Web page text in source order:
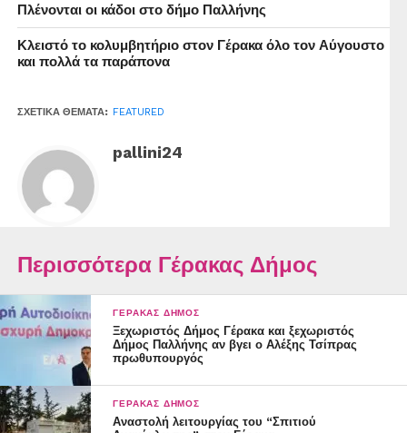
Πλένονται οι κάδοι στο δήμο Παλλήνης
Κλειστό το κολυμβητήριο στον Γέρακα όλο τον Αύγουστο
και πολλά τα παράπονα
ΣΧΕΤΙΚΆ ΘΈΜΑΤΑ: FEATURED
pallini24
Περισσότερα Γέρακας Δήμος
ΓΈΡΑΚΑΣ ΔΉΜΟΣ
Ξεχωριστός Δήμος Γέρακα και ξεχωριστός
Δήμος Παλλήνης αν βγει ο Αλέξης Τσίπρας
πρωθυπουργός
ΓΈΡΑΚΑΣ ΔΉΜΟΣ
Αναστολή λειτουργίας του “Σπιτιού